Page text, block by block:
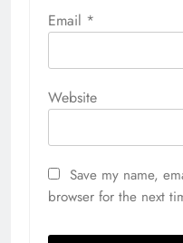
Email *
Website
Save my name,
browser for the next